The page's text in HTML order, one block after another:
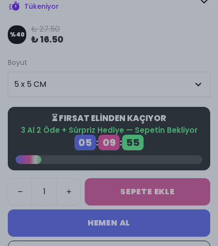
Tükeniyor
%40 ₺ 27.50
₺ 16.50
Boyut
⏳ FIRSAT ELİNDEN KAÇIYOR
3 Al 2 Öde + Sürpriz Hediye — Sepetin Bekliyor
05 : 09 : 55
SEPETE EKLE
HEMEN AL